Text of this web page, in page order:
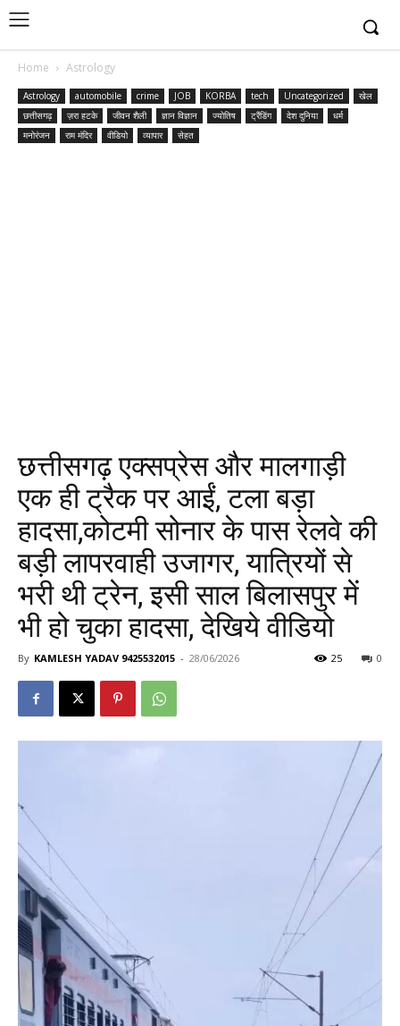
Home Astrology
Astrology automobile crime JOB KORBA tech Uncategorized
खेल
छत्तीसगढ़
ज़रा हटके जीवन शैली ज्ञान विज्ञान ज्योतिष ट्रैंडिंग देश दुनिया
धर्म
मनोरंजन
राम मंदिर वीडियो व्यापार सेहत
छत्तीसगढ़ एक्सप्रेस और मालगाड़ी
एक ही ट्रैक पर आईं, टला बड़ा
हादसा,कोटमी सोनार के पास रेलवे की
बड़ी लापरवाही उजागर, यात्रियों से
भरी थी ट्रेन, इसी साल बिलासपुर में
भी हो चुका हादसा, देखिये वीडियो
By KAMLESH YADAV 9425532015 - 28/06/2026 0
25